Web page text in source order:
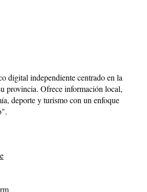
digital independiente centrado en la
provincia. Ofrece información local,
deporte y turismo con un enfoque